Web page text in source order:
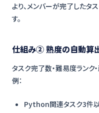
より、メンバーが完了した
す。
仕組み② 熟度の自動算
タスク完了数・難易度ランク
例：
Python関連タスク3件